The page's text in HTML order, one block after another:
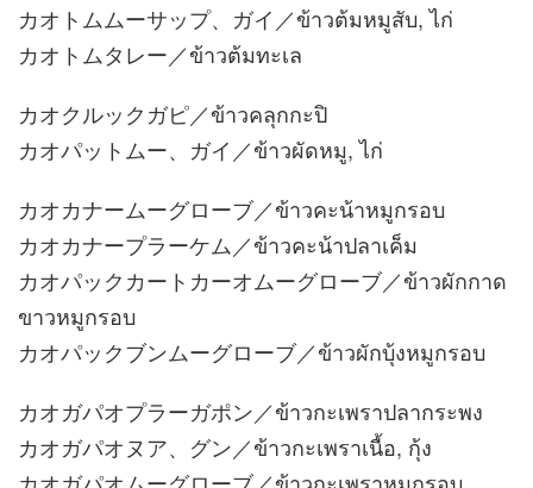
カオトムムーサップ、ガイ／ข้าวต้มหมูสับ, ไก่
カオトムタレー／ข้าวต้มทะเล
カオクルックガピ／ข้าวคลุกกะปิ
カオパットムー、ガイ／ข้าวผัดหมู, ไก่
カオカナームーグローブ／ข้าวคะน้าหมูกรอบ
カオカナープラーケム／ข้าวคะน้าปลาเค็ม
カオパックカートカーオムーグローブ／ข้าวผักกาด
ขาวหมูกรอบ
カオパックブンムーグローブ／ข้าวผักบุ้งหมูกรอบ
カオガパオプラーガポン／ข้าวกะเพราปลากระพง
カオガパオヌア、グン／ข้าวกะเพราเนื้อ, กุ้ง